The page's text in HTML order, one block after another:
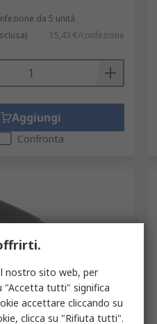
da 5 unità
15,43 €/confezione
Aggiungi
Confronta
a banana
nostro sito web, per
"Accetta tutti" significa
accettare cliccando su
clicca su "Rifiuta tutti".